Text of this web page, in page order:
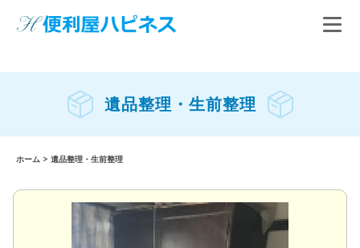
遺品整理・生前整理
ホーム > 遺品整理・生前整理